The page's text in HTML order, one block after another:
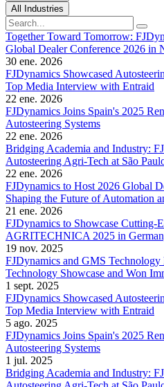
All Industries
Together Toward Tomorrow:
Global Dealer Conference 2026 in
30 ene. 2026
FJDynamics Showcased
Top Media Interview with Entraid
22 ene. 2026
FJDynamics Joins Spain's 2025
Autosteering Systems
22 ene. 2026
Bridging Academia and Industry:
Autosteering Agri-Tech at São
22 ene. 2026
FJDynamics to Host 2026 Global
Shaping the Future of Automation
21 ene. 2026
FJDynamics to Showcase Cutting-
AGRITECHNICA 2025 in
19 nov. 2025
FJDynamics and GMS
Technology Showcase and Won
1 sept. 2025
FJDynamics Showcased
Top Media Interview with Entraid
5 ago. 2025
FJDynamics Joins Spain's 2025
Autosteering Systems
1 jul. 2025
Bridging Academia and Industry: